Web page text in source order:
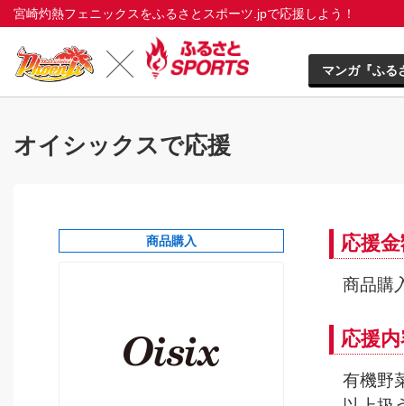
宮崎灼熱フェニックスをふるさとスポーツ.jpで応援しよう！
マンガ『ふる
オイシックスで応援
商品購入 応援
商品購
応援
有機野